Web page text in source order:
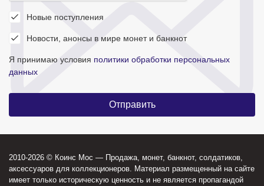
Новые поступления
Новости, анонсы в мире монет и банкнот
Я принимаю условия политики обработки персональных
данных
2010-2026 © Коинс Мос — Продажа, монет, банкнот, солдатиков,
аксессуаров для коллекционеров. Материал размещенный на сайте
имеет только историческую ценность и не является пропагандой